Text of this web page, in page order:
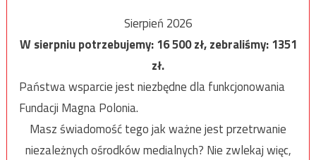
Sierpień 2026
W sierpniu potrzebujemy:16 500zł, zebraliśmy:1351
zł.
Państwa wsparcie jest niezbędne dla funkcjonowania
Fundacji Magna Polonia.
Masz świadomość tego jak ważne jest przetrwanie
niezależnych ośrodków medialnych? Nie zwlekaj więc,